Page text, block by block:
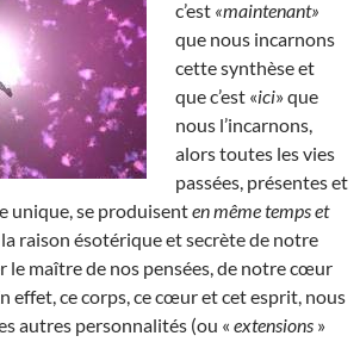
c’est «maintenant»
que nous incarnons
cette synthèse et
que c’est «ici» que
nous l’incarnons,
alors toutes les vies
passées, présentes et
unique, se produisenten même temps et
raison ésotérique et secrète de notre
le maître de nos pensées, de notre cœur
effet, ce corps, ce cœur et cet esprit, nous
autres personnalités (ou « extensions »